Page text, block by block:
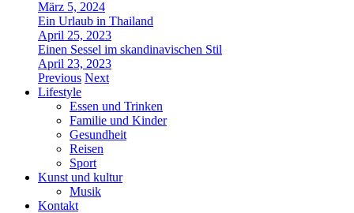
März 5, 2024
Ein Urlaub in Thailand
April 25, 2023
Einen Sessel im skandinavischen Stil
April 23, 2023
Previous Next
Lifestyle
Essen und Trinken
Familie und Kinder
Gesundheit
Reisen
Sport
Kunst und kultur
Musik
Kontakt